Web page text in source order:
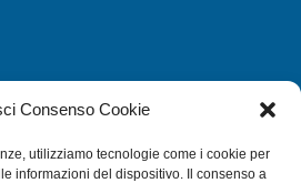
Consenso Cookie
utilizziamo tecnologie come i cookie per
informazioni del dispositivo. Il consenso a